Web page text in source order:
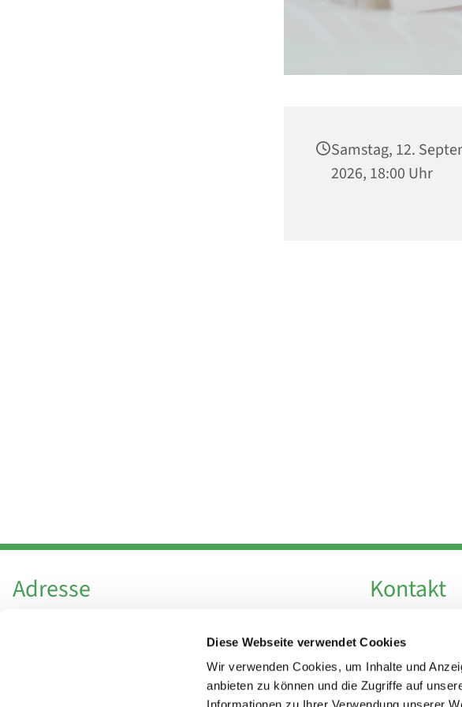
Diese Webseite verwendet Cookies
Wir verwenden Cookies, um Inhalte und
anbieten zu können und die Zugriffe auf
Samstag, 12.
2026, 18:00 Uhr
Adresse
Hl. Theresa von Avila Berlin Nordost
Leitender Pfarrer - Norbert Pomplun
Kontakt
Fax +49 30 924
E-Mail